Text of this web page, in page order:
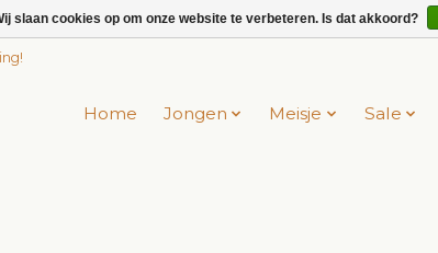
Home Jongen Meisje Sale
slaan cookies op om onze website te verbeteren. Is dat akkoord?